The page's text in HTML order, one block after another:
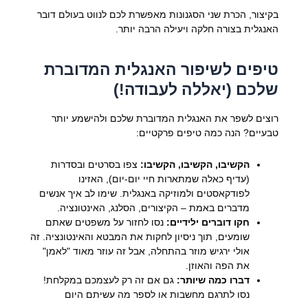
בקיצור, הכרת שני הסגנונות מאפשרת לכם לנווט בעולם דובר
האנגלית בצורה חלקה ויעילה הרבה יותר.
טיפים לשיפור האנגלית המדוברת
שלכם (יאללה לעבודה!)
רוצים לשפר את האנגלית המדוברת שלכם ולהישמע יותר
טבעיים? הנה כמה טיפים פרקטיים:
הקשיבו, הקשיבו, הקשיבו: צפו בסרטים ובסדרות
(עדיף כאלה שמתארות חיי יום-יום), האזינו
לפודקאסטים ולמוזיקה באנגלית. שימו לב איך אנשים
מדברים באמת – הקיצורים, הסלנג, האינטונציה.
חקו דוברים ילידיים: נסו לחזור על משפטים שאתם
שומעים, תוך ניסיון לחקות את המבטא והאינטונציה. זה
אולי ירגיש מוזר בהתחלה, אבל זה עוזר מאוד "לאמן"
את הפה והאוזן.
דברו כמה שיותר: גם אם זה רק לעצמכם במקלחת!
נסו לתרגם מחשבות או לספר מה עשיתם היום